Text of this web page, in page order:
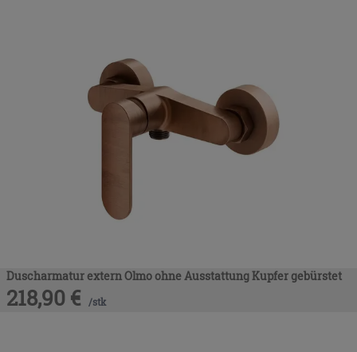
Duscharmatur extern Olmo ohne Ausstattung Kupfer gebürstet
218,90 € /stk